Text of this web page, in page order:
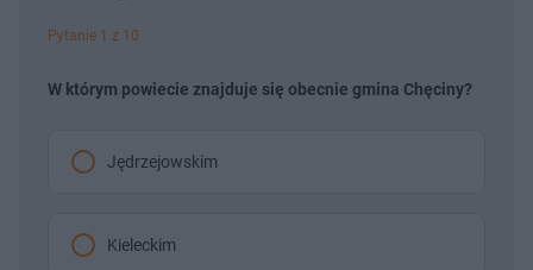
Pytanie 1 z 10
W którym powiecie znajduje się obecnie gmina Chęciny?
Jędrzejowskim
Kieleckim